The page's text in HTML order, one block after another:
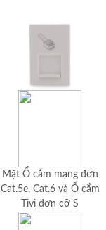
Mặt Ổ cắm mạng đơn
Cat.5e, Cat.6 và Ổ cắm
Tivi đơn cỡ S